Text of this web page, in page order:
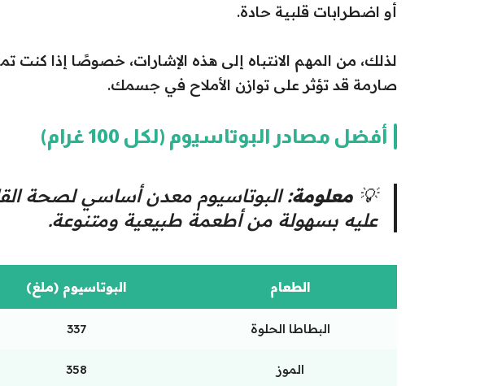
أو اضطرابات قلبية حادة.
لذلك، من المهم الانتباه إلى هذه الإشارات، خصوصًا إذا كنت
صارمة قد تؤثر على توازن الأملاح في جسمك.
أفضل مصادر البوتاسيوم (لكل 100 غرام)
💡 معلومة:البوتاسيوم معدن أساسي لصحة
عليه بسهولة من أطعمة طبيعية ومتنوعة.
الطعام البوتاسيوم (ملغ)
البطاطا الحلوة 337
الموز 358